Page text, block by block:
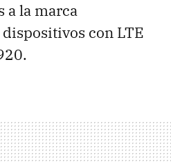
a la marca
dispositivos con LTE